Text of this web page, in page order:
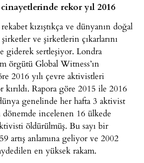
rekor yıl 2016
kızıştıkça ve dünyanın doğal
ve şirketlerin çıkarlarını
giderek sertleşiyor. Londra
örgütü Global Witness’ın
2016 yılı çevre aktivistleri
Rapora göre 2015 ile 2016
genelinde her hafta 3 aktivist
incelenen 16 ülkede
öldürülmüş. Bu sayı bir
artış anlamına geliyor ve 2002
en yüksek rakam.